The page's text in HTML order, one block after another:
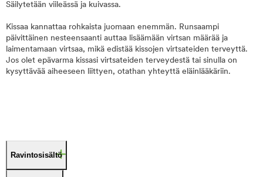
Säilytetään viileässä ja kuivassa.
Kissaa kannattaa rohkaista juomaan enemmän. Runsaampi
päivittäinen nesteensaanti auttaa lisäämään virtsan määrää ja
laimentamaan virtsaa, mikä edistää kissojen virtsateiden terveyttä.
Jos olet epävarma kissasi virtsateiden terveydestä tai sinulla on
kysyttävää aiheeseen liittyen, otathan yhteyttä eläinlääkäriin.
Ravintosisältö